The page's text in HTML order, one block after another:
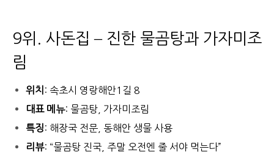
9위. 사돈집 – 진한 물곰탕과 가자미조
림
위치 : 속초시 영랑해안1길 8
대표 메뉴: 물곰탕, 가자미조림
특징: 해장국 전문, 동해안 생물 사용
리뷰: “물곰탕 진국, 주말 오전엔 줄 서야 먹는다”